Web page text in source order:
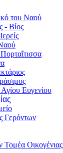
του Ναού
- Βίος
Ευγενίου
Γερόντων
Τομέα Οικογένιας